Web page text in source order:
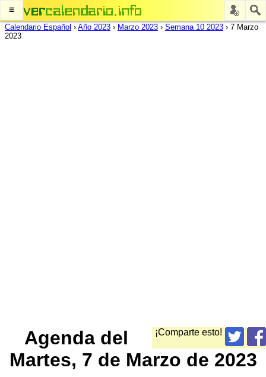
≡
Calendario Español › Año 2023 › Marzo 2023 › Semana 10 2023 › 7 Marzo
2023
¡Comparte esto!
Agenda del
Martes, 7 de Marzo de 2023